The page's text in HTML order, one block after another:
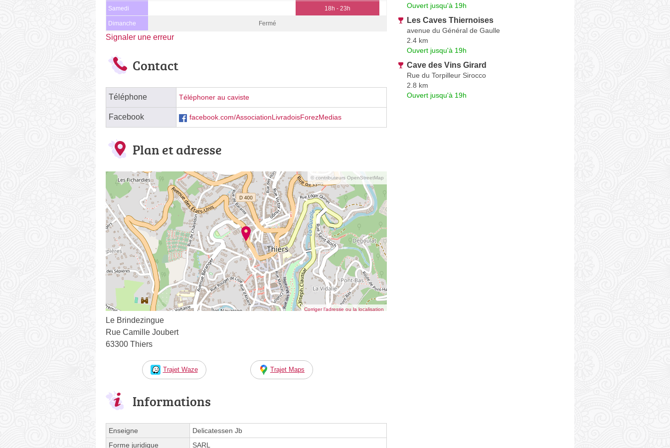
Samedi 18h - 23h
Dimanche Fermé
Signaler une erreur
Contact
Téléphone Téléphoner au caviste
Facebook facebook.com/AssociationLivradoisForezMedias
Plan et adresse
© contributeurs OpenStreetMap
Corriger l’adresse ou la localisation
Le Brindezingue
Rue Camille Joubert
63300 Thiers
Trajet Waze Trajet Maps
Informations
Enseigne
Delicatessen Jb
Forme juridique
SARL
Ouvert jusqu'à 19h
Les Caves Thiernoises
avenue du Général de Gaulle
2.4 km
Ouvert jusqu'à 19h
Cave des Vins Girard
Rue du Torpilleur Sirocco
2.8 km
Ouvert jusqu'à 19h